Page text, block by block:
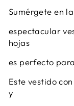
Sumérgete en
espectacular
hojas
es perfecto
Este vestido
y